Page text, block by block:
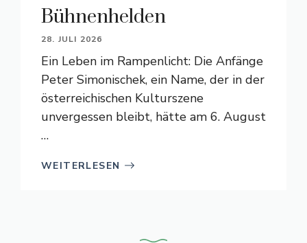
Bühnenhelden
28. JULI 2026
Ein Leben im Rampenlicht: Die Anfänge
Peter Simonischek, ein Name, der in der
österreichischen Kulturszene
unvergessen bleibt, hätte am 6. August
…
WEITERLESEN